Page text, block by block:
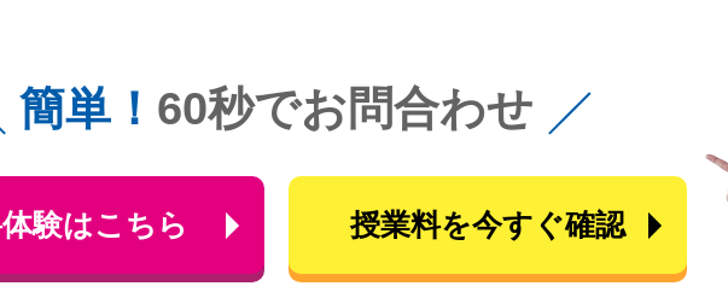
簡単！ 60秒でお問合わせ
験はこちら 授業料を今すぐ確認